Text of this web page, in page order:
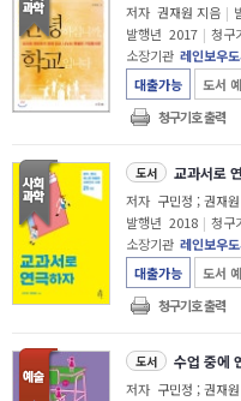
저자 권재원 지음 |
발행년 2017 | 청구
소장기관 레인보우
대출가능
도서
청구기호 출력
도서 교과서로
저자 구민정 ; 권재
발행년 2018 | 청구
소장기관 레인보우
대출가능
도서
청구기호 출력
도서 수업 중에
저자 구민정 ; 권재